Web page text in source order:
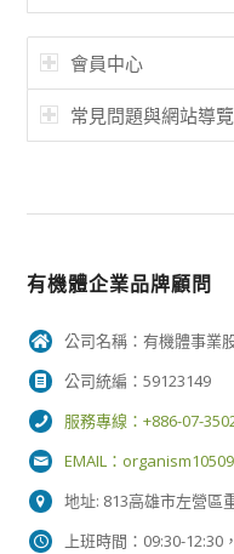
會員中心
常見問題與網站導覽
有機體企業品牌顧問
公司名稱：有機體事業
公司統編：59123149
服務專線：+886-07-
EMAIL：
地址: 813高雄市左營區
上班時間：09:30-12:30